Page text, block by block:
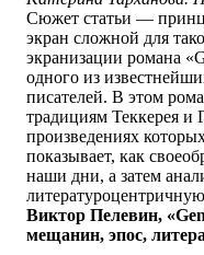
Сюжет статьи —
экран сложной для
экранизации романа
одного из
писателей. В этом
традициям Теккерея и
произведениях
показывает, как
наши дни, а затем
Виктор Пелевин,
мещанин, эпос,